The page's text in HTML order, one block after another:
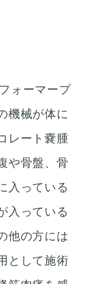
ォーマープ
機械が体に
レート嚢腫
や骨盤、骨
入っている
入っている
他の方には
として施術